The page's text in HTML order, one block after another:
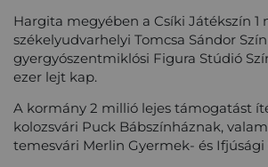
Hargita megyében a Csíki Játékszín 1
székelyudvarhelyi Tomcsa Sándor
gyergyószentmiklósi Figura Stúdió
ezer lejt kap.
A kormány 2 millió lejes támogatást
kolozsvári Puck Bábszínháznak,
temesvári Merlin Gyermek- és Ifjúsági